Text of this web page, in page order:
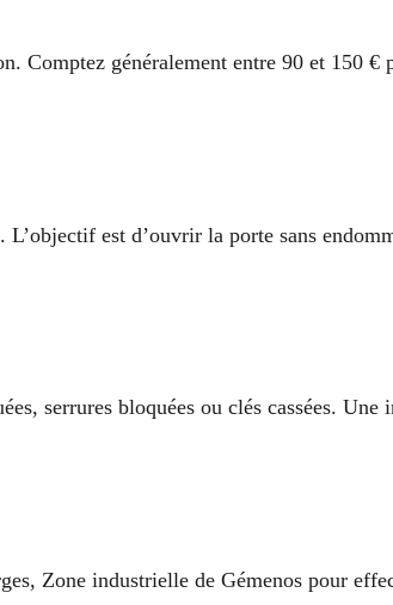
Comptez généralement entre 90 et 150 €
est d’ouvrir la porte sans
serrures bloquées ou clés cassées. Une
Zone industrielle de Gémenos pour